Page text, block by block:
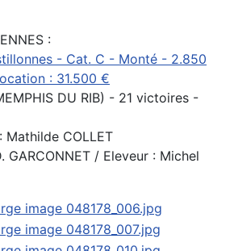
:
- Cat. C - Monté - 2.850
: 31.500 €
DU RIB) - 21 victoires -
COLLET
GARCONNET / Eleveur : Michel